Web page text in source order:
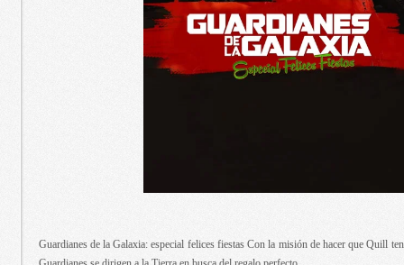
Guardianes de la Galaxia: especial felices fiestas Con la misión de hacer que Quill